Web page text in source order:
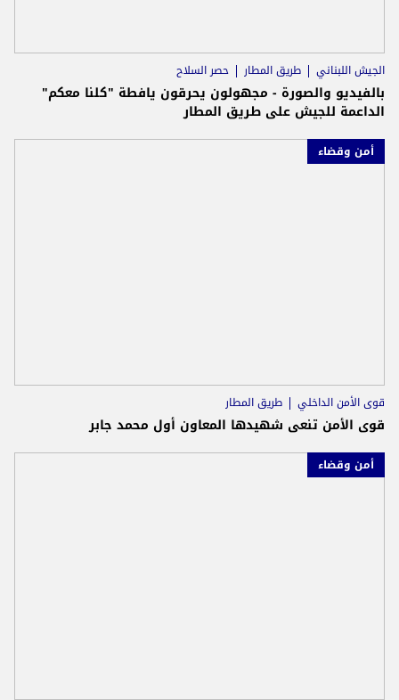
الجيش اللبناني طريق المطار حصر السلاح
بالفيديو والصورة - مجهولون يحرقون يافطة "كلنا معكم"
الداعمة للجيش على طريق المطار
أمن وقضاء
قوى الأمن الداخلي طريق المطار
قوى الأمن تنعى شهيدها المعاون أول محمد جابر
أمن وقضاء